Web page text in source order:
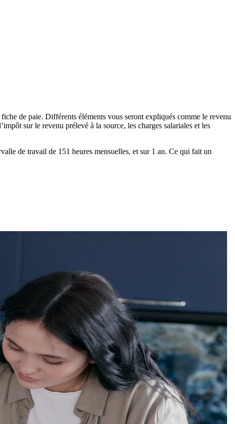
de paie. Différents éléments vous seront expliqués comme le revenu
sur le revenu prélevé à la source, les charges salariales et les
de travail de 151 heures mensuelles, et sur 1 an. Ce qui fait un